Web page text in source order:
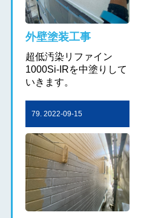
外壁塗装工事
超低汚染リファイン
1000Si-IRを中塗りして
いきます。
79. 2022-09-15